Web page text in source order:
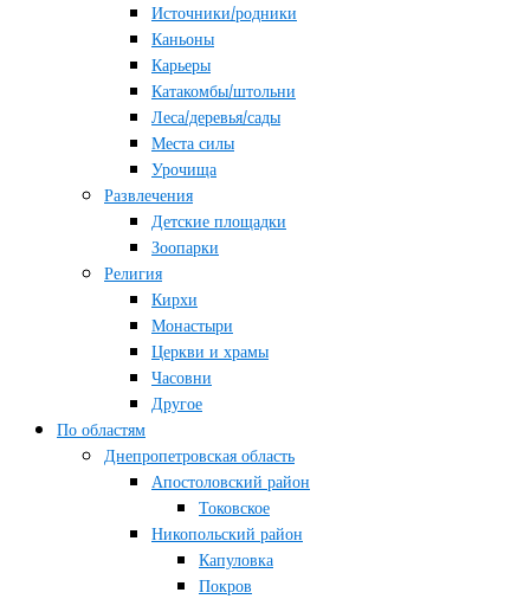
Источники/родники
Каньоны
Карьеры
Катакомбы/штольни
Леса/деревья/сады
Места силы
Урочища
Развлечения
Детские площадки
Зоопарки
Религия
Кирхи
Монастыри
Церкви и храмы
Часовни
Другое
По областям
Днепропетровская область
Апостоловский район
Токовское
Никопольский район
Капуловка
Покров